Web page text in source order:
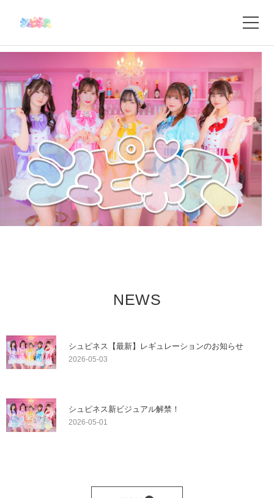
NEWS
シュピネス【最新】レギュレーションのお知らせ
2026-05-03
シュピネス新ビジュアル解禁！
2026-05-01